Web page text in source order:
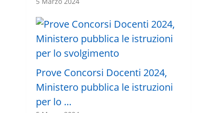
Prove Concorsi Docenti 2024,
Ministero pubblica le istruzioni
per lo …